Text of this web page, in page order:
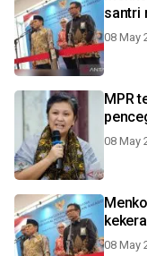
santri
08 May
MPR
08 May
08 May